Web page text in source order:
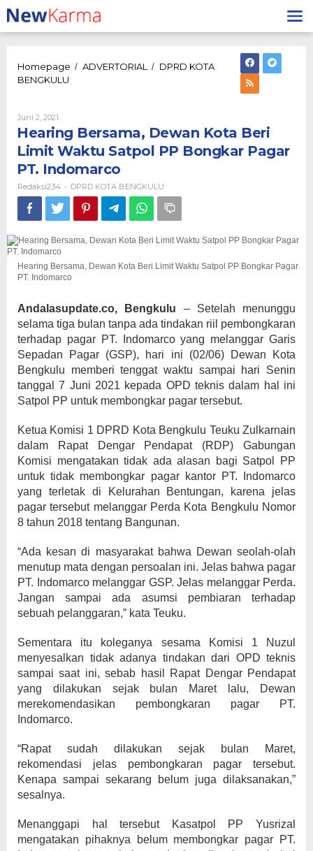
Lewati
ke
konten
Homepage / ADVERTORIAL / DPRD KOTA
BENGKULU
Beri
Limit
Waktu
Satpol
Bongkar
Pagar
PT.
Juni 2, 2021
Redaksi234
Hearing Bersama, Dewan Kota Beri
Limit Waktu Satpol PP Bongkar Pagar
PT. Indomarco
Redaksi234 - DPRD KOTA BENGKULU
Hearing Bersama, Dewan Kota Beri Limit Waktu Satpol PP Bongkar Pagar
PT. Indomarco
Andalasupdate.co, Bengkulu – Setelah menunggu
selama tiga bulan tanpa ada tindakan riil pembongkaran
terhadap pagar PT. Indomarco yang melanggar Garis
Sepadan Pagar (GSP), hari ini (02/06) Dewan Kota
Bengkulu memberi tenggat waktu sampai hari Senin
tanggal 7 Juni 2021 kepada OPD teknis dalam hal ini
Satpol PP untuk membongkar pagar tersebut.
Ketua Komisi 1 DPRD Kota Bengkulu Teuku Zulkarnain
dalam Rapat Dengar Pendapat (RDP) Gabungan
Komisi mengatakan tidak ada alasan bagi Satpol PP
untuk tidak membongkar pagar kantor PT. Indomarco
yang terletak di Kelurahan Bentungan, karena jelas
pagar tersebut melanggar Perda Kota Bengkulu Nomor
8 tahun 2018 tentang Bangunan.
“Ada kesan di masyarakat bahwa Dewan seolah-olah
menutup mata dengan persoalan ini. Jelas bahwa pagar
PT. Indomarco melanggar GSP. Jelas melanggar Perda.
Jangan sampai ada asumsi pembiaran terhadap
sebuah pelanggaran,” kata Teuku.
Sementara itu koleganya sesama Komisi 1 Nuzul
menyesalkan tidak adanya tindakan dari OPD teknis
sampai saat ini, sebab hasil Rapat Dengar Pendapat
yang dilakukan sejak bulan Maret lalu, Dewan
merekomendasikan pembongkaran pagar PT.
Indomarco.
“Rapat sudah dilakukan sejak bulan Maret,
rekomendasi jelas pembongkaran pagar tersebut.
Kenapa sampai sekarang belum juga dilaksanakan,”
sesalnya.
Menanggapi hal tersebut Kasatpol PP Yusrizal
mengatakan pihaknya belum membongkar pagar PT.